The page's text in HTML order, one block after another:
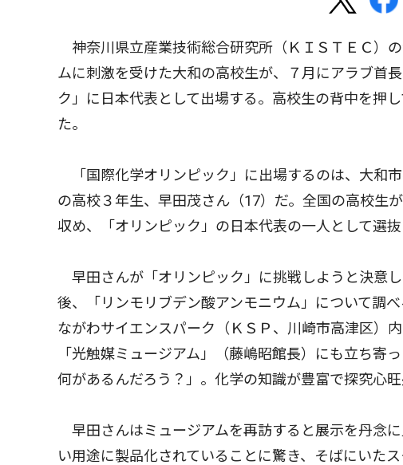
神奈川県立産業技術総合研究所（ＫＩＳＴＥＣ）
ムに刺激を受けた大和の高校生が、７月にアラブ首
ク」に日本代表として出場する。高校生の背中を押
た。
「国際化学オリンピック」に出場するのは、大和
の高校３年生、早田茂さん（17）だ。全国の高校生
収め、「オリンピック」の日本代表の一人として選抜
早田さんが「オリンピック」に挑戦しようと決意
後、「リンモリブデン酸アンモニウム」について調
ながわサイエンスパーク（ＫＳＰ、川崎市高津区）
「光触媒ミュージアム」（藤嶋昭館長）にも立ち寄
何があるんだろう？」。化学の知識が豊富で探究心
早田さんはミュージアムを再訪すると展示を丹念
い用途に製品化されていることに驚き、そばにいた